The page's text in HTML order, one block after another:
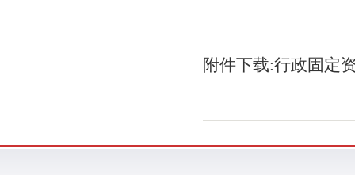
附件下载:行政固定